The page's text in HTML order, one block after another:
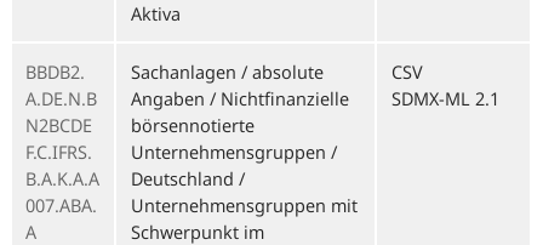
Aktiva
BBDB2.
A.DE.N.B
N2BCDE
F.C.IFRS.
B.A.K.A.A
007.ABA.
A
Sachanlagen / absolute
Angaben / Nichtfinanzielle
börsennotierte
Unternehmensgruppen /
Deutschland /
Unternehmensgruppen mit
Schwerpunkt im
CSV
SDMX-ML 2.1